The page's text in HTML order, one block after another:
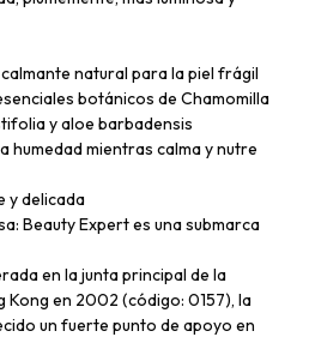
natural para la piel frágil
botánicos de Chamomilla
y aloe barbadensis
humedad mientras calma y nutre
y delicada
Beauty Expert es una submarca
en la junta principal de la
Kong en 2002 (código: 0157), la
un fuerte punto de apoyo en